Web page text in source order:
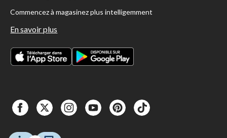
Commencez à magasinez plus intelligemment
En savoir plus